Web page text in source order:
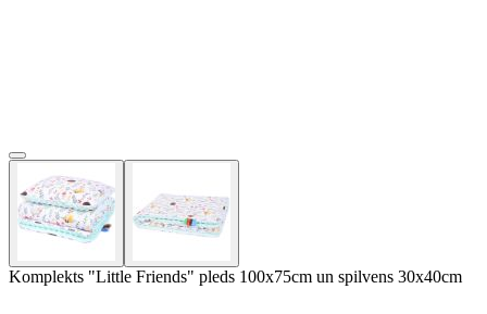
Komplekts "Little Friends" pleds 100x75cm un spilvens 30x40cm